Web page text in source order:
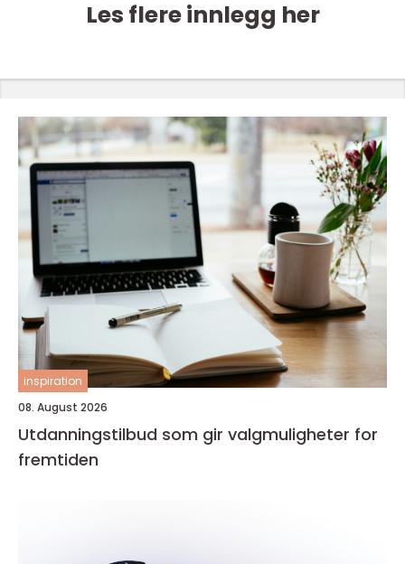
Les flere innlegg her
inspiration
08. August 2026
Utdanningstilbud som gir valgmuligheter for
fremtiden